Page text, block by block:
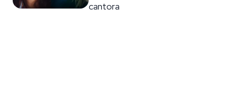
cantora